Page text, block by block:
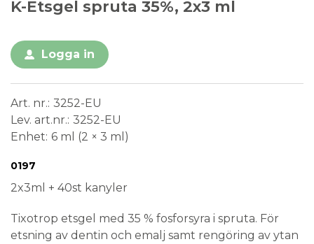
K-Etsgel spruta 35%, 2x3 ml
Logga in
Art. nr. 3252-EU
Lev. art.nr. 3252-EU
Enhet 6 ml (2 × 3 ml)
Medical Device
0197
2x3ml + 40st kanyler
Tixotrop etsgel med 35 % fosforsyra i spruta. För
etsning av dentin och emalj samt rengöring av ytan